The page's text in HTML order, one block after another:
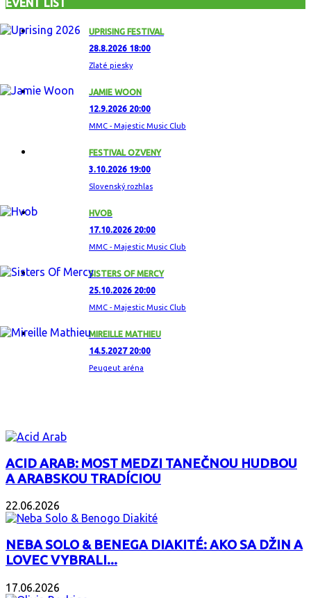
EVENT LIST
UPRISING FESTIVAL
28.8.2026 18:00
Zlaté piesky
JAMIE WOON
12.9.2026 20:00
MMC - Majestic Music Club
FESTIVAL OZVENY
3.10.2026 19:00
Slovenský rozhlas
HVOB
17.10.2026 20:00
MMC - Majestic Music Club
SISTERS OF MERCY
25.10.2026 20:00
MMC - Majestic Music Club
MIREILLE MATHIEU
14.5.2027 20:00
Peugeut aréna
ACID ARAB: MOST MEDZI TANEČNOU HUDBOU
A ARABSKOU TRADÍCIOU
22.06.2026
NEBA SOLO & BENEGA DIAKITÉ: AKO SA DŽIN A
LOVEC VYBRALI...
17.06.2026